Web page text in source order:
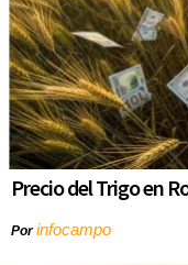
Precio del Trigo en
Porinfocampo